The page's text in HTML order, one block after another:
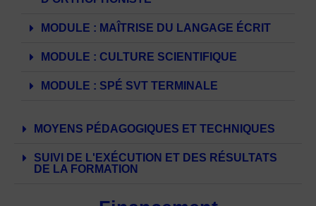
MODULE : MAÎTRISE DU LANGAGE ÉCRIT
MODULE : CULTURE SCIENTIFIQUE
MODULE : SPÉ SVT TERMINALE
MOYENS PÉDAGOGIQUES ET TECHNIQUES
SUIVI DE L'EXÉCUTION ET DES RÉSULTATS
DE LA FORMATION